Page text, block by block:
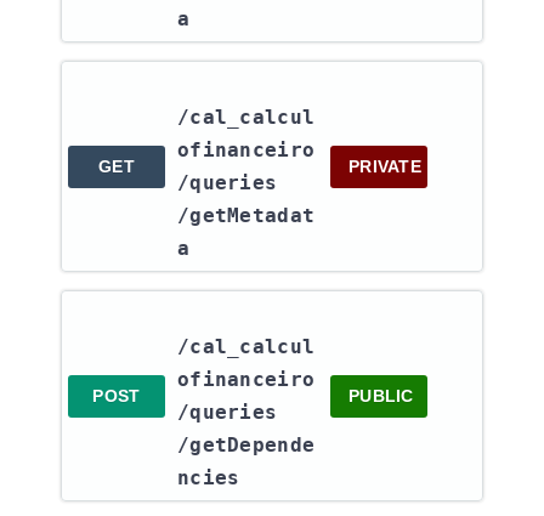
a
GET
/cal_calcul
ofinanceiro​
/queries​
/getMetadat
a
PRIVATE
POST
/cal_calcul
ofinanceiro​
/queries​
/getDepende
ncies
PUBLIC